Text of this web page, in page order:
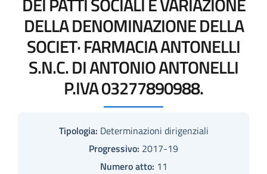
DELLA DENOMINAZIONE DELLA
SOCIET· FARMACIA ANTONELLI
S.N.C. DI ANTONIO ANTONELLI
P.IVA 03277890988.
Tipologia: Determinazioni dirigenziali
Progressivo: 2017-19
Numero atto: 11